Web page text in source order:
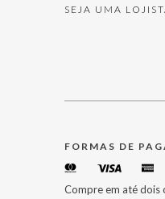
SEJA UMA
FORMAS DE
Compre em até dois